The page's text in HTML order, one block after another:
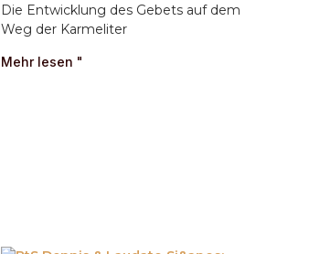
Die Entwicklung des Gebets auf dem
Weg der Karmeliter
Mehr lesen "